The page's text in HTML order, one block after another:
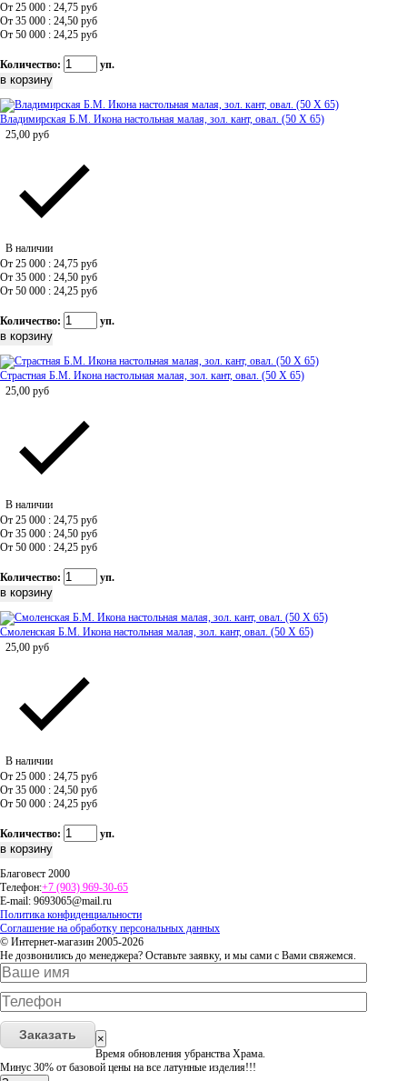
От 25 000 : 24,75 руб
От 35 000 : 24,50 руб
От 50 000 : 24,25 руб
Количество: уп.
Владимирская Б.М. Икона настольная малая, зол. кант, овал. (50 Х 65)
25,00 руб
В наличии
От 25 000 : 24,75 руб
От 35 000 : 24,50 руб
От 50 000 : 24,25 руб
Количество: уп.
Страстная Б.М. Икона настольная малая, зол. кант, овал. (50 Х 65)
25,00 руб
В наличии
От 25 000 : 24,75 руб
От 35 000 : 24,50 руб
От 50 000 : 24,25 руб
Количество: уп.
Смоленская Б.М. Икона настольная малая, зол. кант, овал. (50 Х 65)
25,00 руб
В наличии
От 25 000 : 24,75 руб
От 35 000 : 24,50 руб
От 50 000 : 24,25 руб
Количество: уп.
Благовест 2000
Телефон:+7 (903) 969-30-65
E-mail: 9693065@mail.ru
Политика конфиденциальности
Соглашение на обработку персональных данных
© Интернет-магазин 2005-2026
Не дозвонились до менеджера? Оставьте заявку, и мы сами с Вами свяжемся.
Заказать ×
Время обновления убранства Храма.
Минус 30% от базовой цены на все латунные изделия!!!